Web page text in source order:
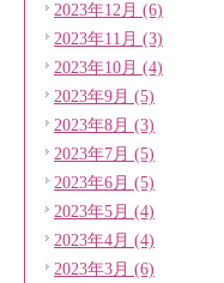
2023年12月 (6)
2023年11月 (3)
2023年10月 (4)
2023年9月 (5)
2023年8月 (3)
2023年7月 (5)
2023年6月 (5)
2023年5月 (4)
2023年4月 (4)
2023年3月 (6)